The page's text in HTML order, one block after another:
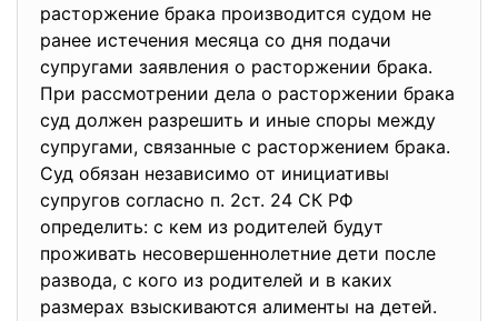
расторжение брака производится судом не
ранее истечения месяца со дня подачи
супругами заявления о расторжении брака.
При рассмотрении дела о расторжении брака
суд должен разрешить и иные споры между
супругами, связанные с расторжением брака.
Суд обязан независимо от инициативы
супругов согласно п. 2ст. 24 СК РФ
определить: с кем из родителей будут
проживать несовершеннолетние дети после
развода, с кого из родителей и в каких
размерах взыскиваются алименты на детей.